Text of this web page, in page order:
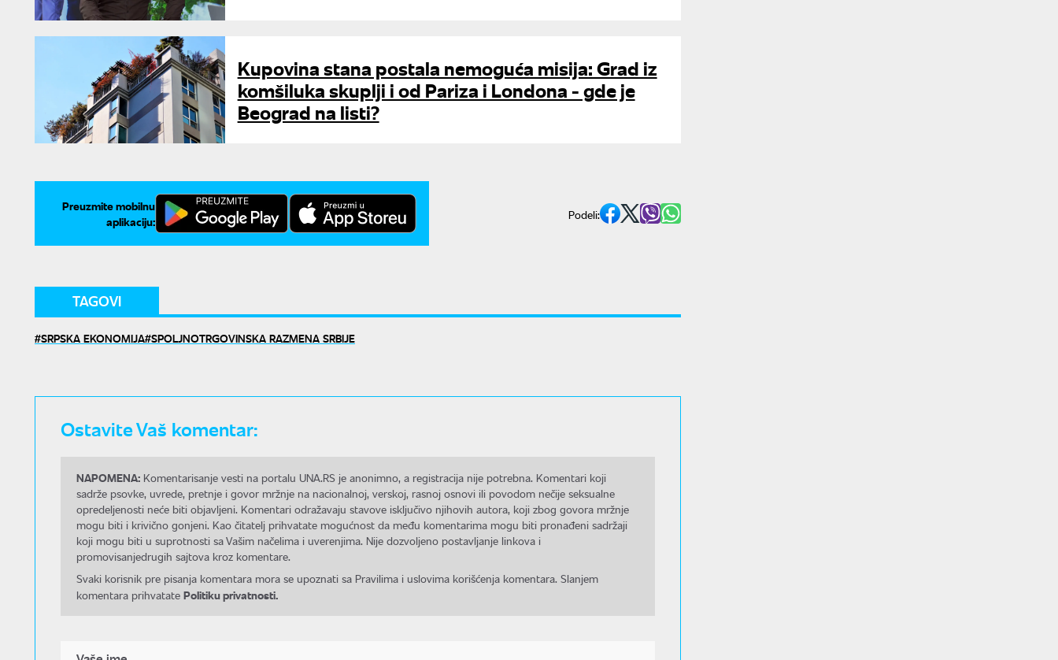
Kupovina stana postala nemoguća misija: Grad iz
komšiluka skuplji i od Pariza i Londona - gde je
Beograd na listi?
Preuzmite mobilnu
aplikaciju:
Podeli:
TAGOVI
SRPSKA EKONOMIJA SPOLJNOTRGOVINSKA RAZMENA SRBIJE
Ostavite Vaš komentar:
NAPOMENA: Komentarisanje vesti na portalu UNA.RS je anonimno, a registracija nije potrebna. Komentari koji
sadrže psovke, uvrede, pretnje i govor mržnje na nacionalnoj, verskoj, rasnoj osnovi ili povodom nečije seksualne
opredeljenosti neće biti objavljeni. Komentari odražavaju stavove isključivo njihovih autora, koji zbog govora mržnje
mogu biti i krivično gonjeni. Kao čitatelj prihvatate mogućnost da među komentarima mogu biti pronađeni sadržaji
koji mogu biti u suprotnosti sa Vašim načelima i uverenjima. Nije dozvoljeno postavljanje linkova i
promovisanjedrugih sajtova kroz komentare.
Svaki korisnik pre pisanja komentara mora se upoznati sa Pravilima i uslovima korišćenja komentara. Slanjem
komentara prihvatate Politiku privatnosti.